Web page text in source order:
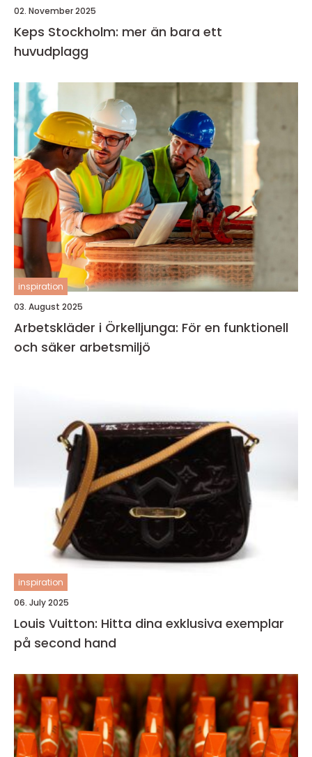
02. November 2025
Keps Stockholm: mer än bara ett
huvudplagg
inspiration
03. August 2025
Arbetskläder i Örkelljunga: För en funktionell
och säker arbetsmiljö
inspiration
06. July 2025
Louis Vuitton: Hitta dina exklusiva exemplar
på second hand